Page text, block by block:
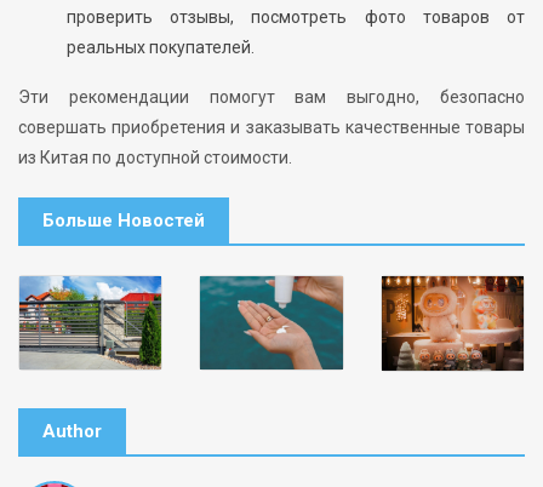
проверить отзывы, посмотреть фото товаров от
реальных покупателей.
Эти рекомендации помогут вам выгодно, безопасно
совершать приобретения и заказывать качественные товары
из Китая по доступной стоимости.
Больше Новостей
Author